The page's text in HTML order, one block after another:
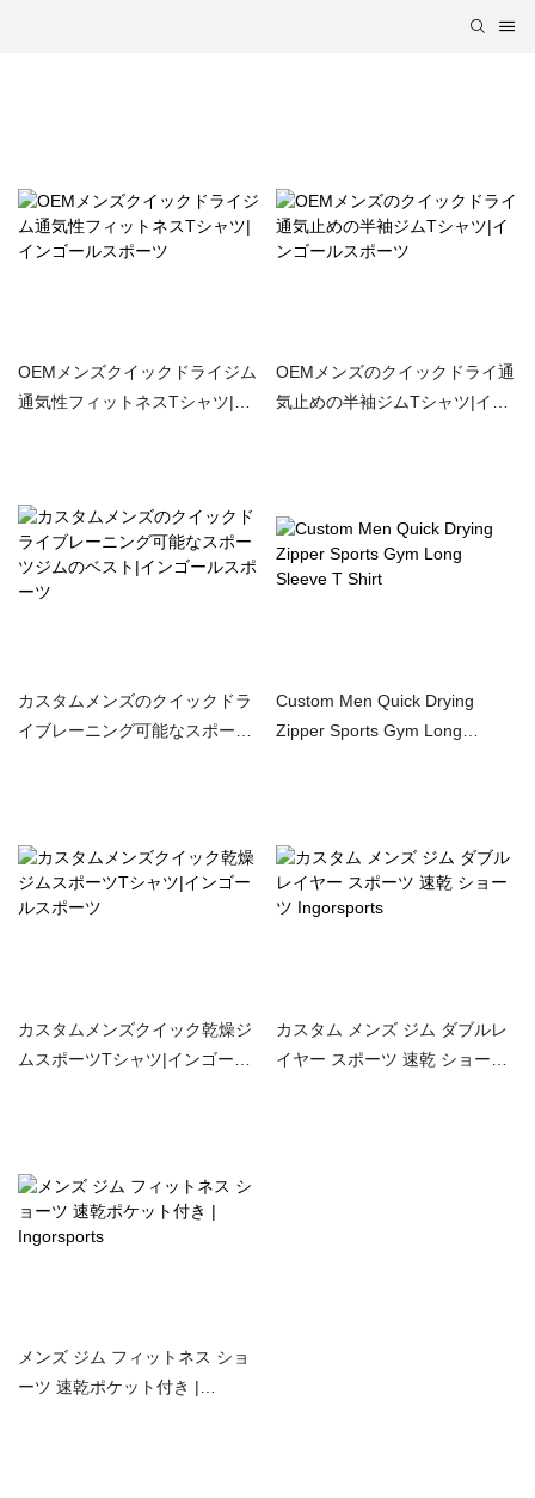
OEMメンズクイックドライジム
通気性フィットネスTシャツ|イ
OEMメンズのクイックドライ通
気止めの半袖ジムTシャツ|イン
カスタムメンズのクイックドラ
イブレーニング可能なスポーツ
Custom Men Quick Drying
Zipper Sports Gym Long
カスタムメンズクイック乾燥ジ
ムスポーツTシャツ|インゴール
カスタム メンズ ジム ダブルレ
イヤー スポーツ 速乾 ショーツ
メンズ ジム フィットネス ショ
ーツ 速乾ポケット付き |